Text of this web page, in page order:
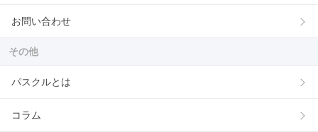
お問い合わせ
その他
パスクルとは
コラム